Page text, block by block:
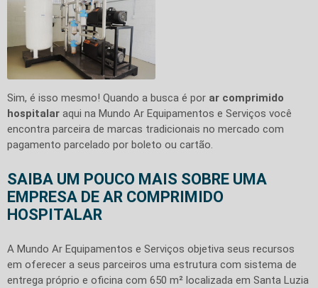
Sim, é isso mesmo! Quando a busca é por ar comprimido
hospitalar aqui na Mundo Ar Equipamentos e Serviços você
encontra parceira de marcas tradicionais no mercado com
pagamento parcelado por boleto ou cartão.
SAIBA UM POUCO MAIS SOBRE UMA
EMPRESA DE AR COMPRIMIDO
HOSPITALAR
A Mundo Ar Equipamentos e Serviços objetiva seus recursos
em oferecer a seus parceiros uma estrutura com sistema de
entrega próprio e oficina com 650 m² localizada em Santa Luzia